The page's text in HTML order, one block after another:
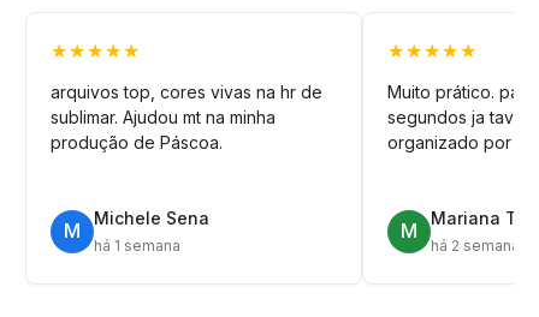
★★★★★
arquivos top, cores vivas na hr de
sublimar. Ajudou mt na minha
produção de Páscoa.
M
Michele Sena
há 1 semana
★★★★★
Muito prático.
segundos ja tava
organizado por
M
Mariana T.
há 2 semanas